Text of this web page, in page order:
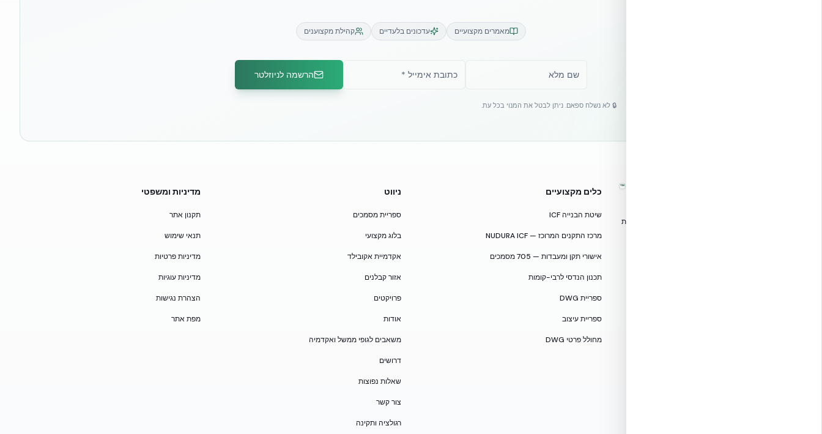
מאמרים מקצועיים עדכונים בלעדיים קהילת מקצוענים
הרשמה לניוזלטר
🔒 לא נשלח ספאם. ניתן לבטל את המנוי בכל עת.
™
טכנולוגיות בנייה מתקדמות, ספריות תכנון, הדרכה מקצועית
כלים מקצועיים
שיטת הבנייה ICF
מרכז התקנים המרוכז — NUDURA ICF
אישורי תקן ומעבדות — 705 מסמכים
תכנון הנדסי לרבי-קומות
ספריית DWG
ספריית עיצוב
מחולל פרטי DWG
ניווט
ספריית מסמכים
בלוג מקצועי
אקדמיית אקובילד
אזור קבלנים
פרויקטים
אודות
משאבים לגופי ממשל ואקדמיה
דרושים
שאלות נפוצות
צור קשר
רגולציה ותקינה
מדיניות ומשפטי
תקנון אתר
תנאי שימוש
מדיניות פרטיות
מדיניות עוגיות
הצהרת נגישות
מפת אתר